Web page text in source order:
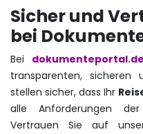
Sicher und
bei
Bei dokumenteportal.de
transparenten, sicheren
stellen sicher, dass Ihr
alle Anforderungen
Vertrauen Sie auf